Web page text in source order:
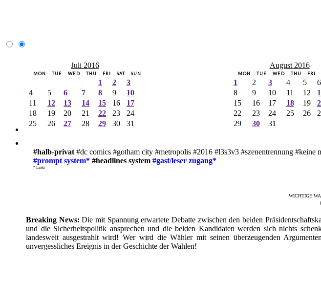
Juli 2016
MON TUE WED THU FRI SAT SUN
1 2
3
4
5 6 7 8 9
10
11
12 13 14 15 16
17
18
19 20 21 22 23
24
25
26 27 28 29 30 31
August 2016
MON TUE WED THU FRI
1 2 3 4 5 6
8
9 10 11 12
15
16 17 18 19
22
23 24 25 26
29
30 31
#halb-privat #dc comics #gotham city #metropolis #2016 #l3s3v3 #szenentrennung #keine
#prompt system* #headlines system #gast/leser zugang*
* Links
WICHTIGE
Breaking News: Die mit Spannung erwartete Debatte zwischen den beiden
und die Sicherheitspolitik ansprechen und die beiden Kandidaten werden sich nichts
landesweit ausgestrahlt wird! Wer wird die Wähler mit seinen überzeugenden
unvergessliches Ereignis in der Geschichte der Wahlen!